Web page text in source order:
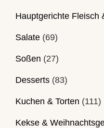
Hauptgerichte Fleisch
Salate (69)
Soßen (27)
Desserts (83)
Kuchen & Torten (111)
Kekse &